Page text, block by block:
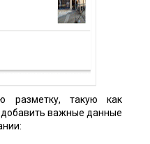
разметку, такую как
добавить важные данные